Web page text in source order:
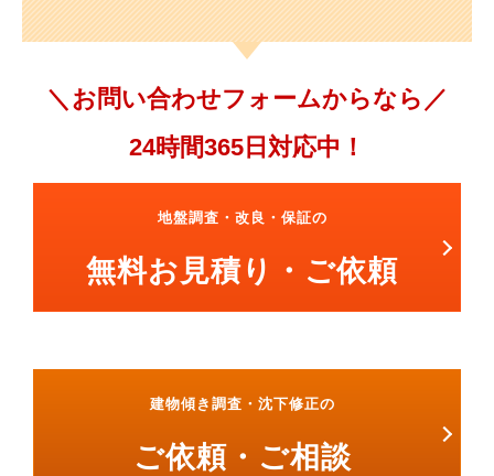
お問い合わせフォームからなら
24時間365日対応中！
地盤調査・改良・保証の
無料お見積り・ご依頼
建物傾き調査・沈下修正の
ご依頼・ご相談